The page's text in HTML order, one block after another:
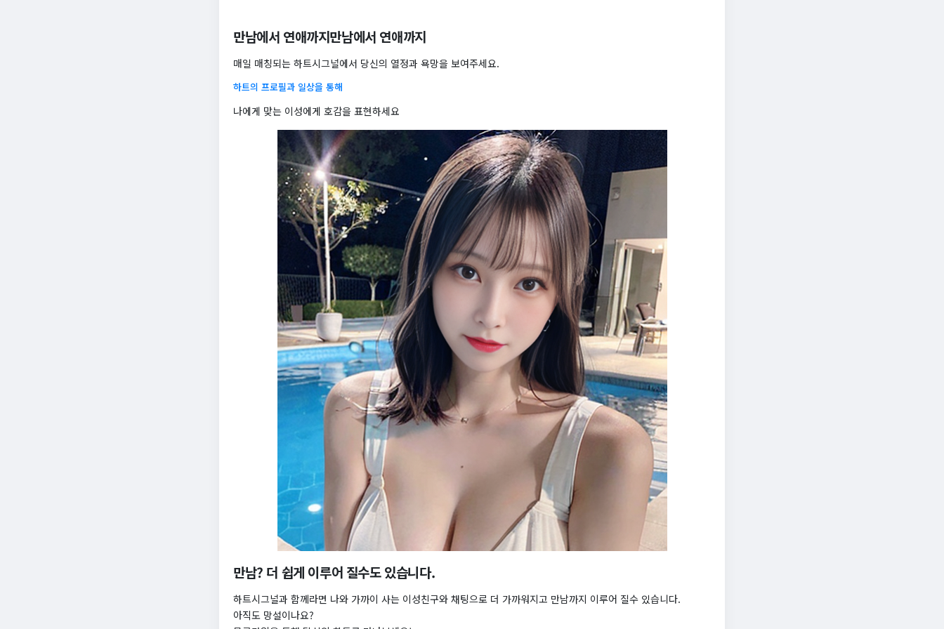
만남에서 연애까지만남에서 연애까지
매일 매칭되는 하트시그널에서 당신의 열정과 욕망을 보여주세요.
하트의 프로필과 일상을 통해
나에게 맞는 이성에게 호감을 표현하세요
만남? 더 쉽게 이루어 질수도 있습니다.
하트시그널과 함께라면 나와 가까이 사는 이성친구와 채팅으로 더 가까워지고 만남까지 이루어 질수 있습니다.
아직도 망설이나요?